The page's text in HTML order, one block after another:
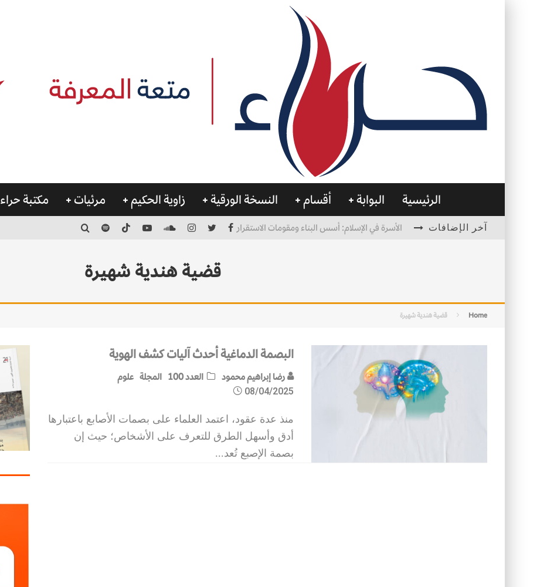
الرئيسية البوابة أقسام النسخة الورقية زاوية الحكيم مرئيات مكتبة حراء
آخر الإضافات الأسرة في الإسلام: أسس البناء ومقومات الاستقرار
قضية هندية شهيرة
Home قضية هندية شهيرة
البصمة الدماغية أحدث آليات كشف الهوية
رضا إبراهيم محمود العدد 100 المجلة علوم
08/04/2025
منذ عدة عقود، اعتمد العلماء على بصمات الأصابع باعتبارها
أدق وأسهل الطرق للتعرف على الأشخاص؛ حيث إن
بصمة الإصبع تُعد...